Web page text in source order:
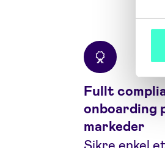
Fullt
onboarding
markeder
Sikre enkel